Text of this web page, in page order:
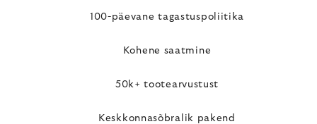
100-päevane tagastuspoliitika
Kohene saatmine
50k+ tootearvustust
Keskkonnasõbralik pakend